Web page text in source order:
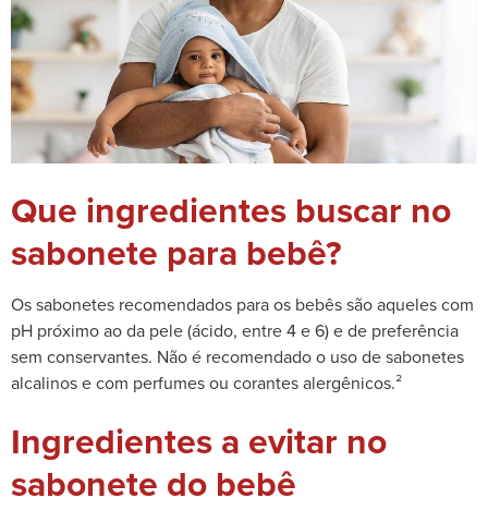
Que ingredientes buscar no
sabonete para bebê?
Os sabonetes recomendados para os bebês são aqueles com
pH próximo ao da pele (ácido, entre 4 e 6) e de preferência
sem conservantes. Não é recomendado o uso de sabonetes
alcalinos e com perfumes ou corantes alergênicos.²
Ingredientes a evitar no
sabonete do bebê